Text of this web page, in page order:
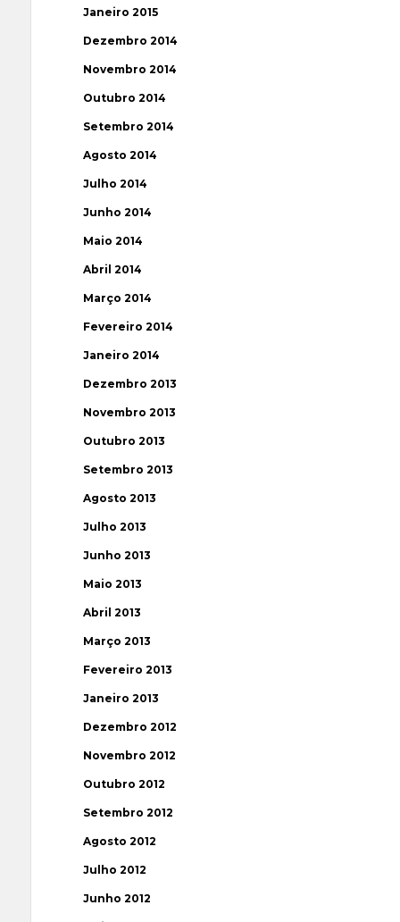
Janeiro 2015
Dezembro 2014
Novembro 2014
Outubro 2014
Setembro 2014
Agosto 2014
Julho 2014
Junho 2014
Maio 2014
Abril 2014
Março 2014
Fevereiro 2014
Janeiro 2014
Dezembro 2013
Novembro 2013
Outubro 2013
Setembro 2013
Agosto 2013
Julho 2013
Junho 2013
Maio 2013
Abril 2013
Março 2013
Fevereiro 2013
Janeiro 2013
Dezembro 2012
Novembro 2012
Outubro 2012
Setembro 2012
Agosto 2012
Julho 2012
Junho 2012